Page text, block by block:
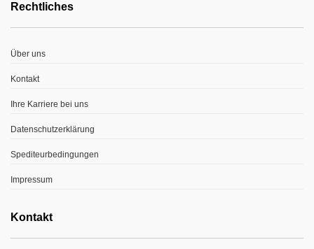
Rechtliches
Über uns
Kontakt
Ihre Karriere bei uns
Datenschutzerklärung
Spediteurbedingungen
Impressum
Kontakt